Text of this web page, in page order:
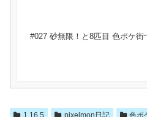
#027 砂無限！と8匹目 色ポケ街
1.16.5 pixelmon日記 色ポ